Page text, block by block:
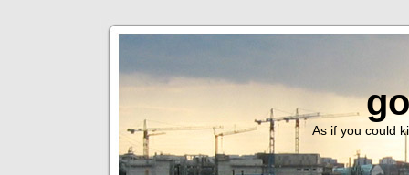
As if you could